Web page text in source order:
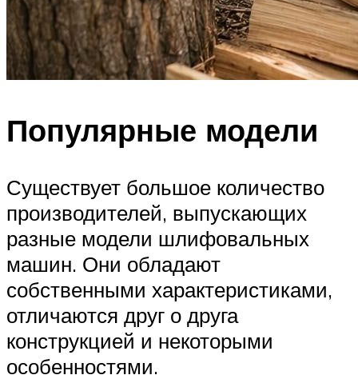
Популярные модели
Существует большое количество
производителей, выпускающих
разные модели шлифовальных
машин. Они обладают
собственными характеристиками,
отличаются друг о друга
конструкцией и некоторыми
особенностями.